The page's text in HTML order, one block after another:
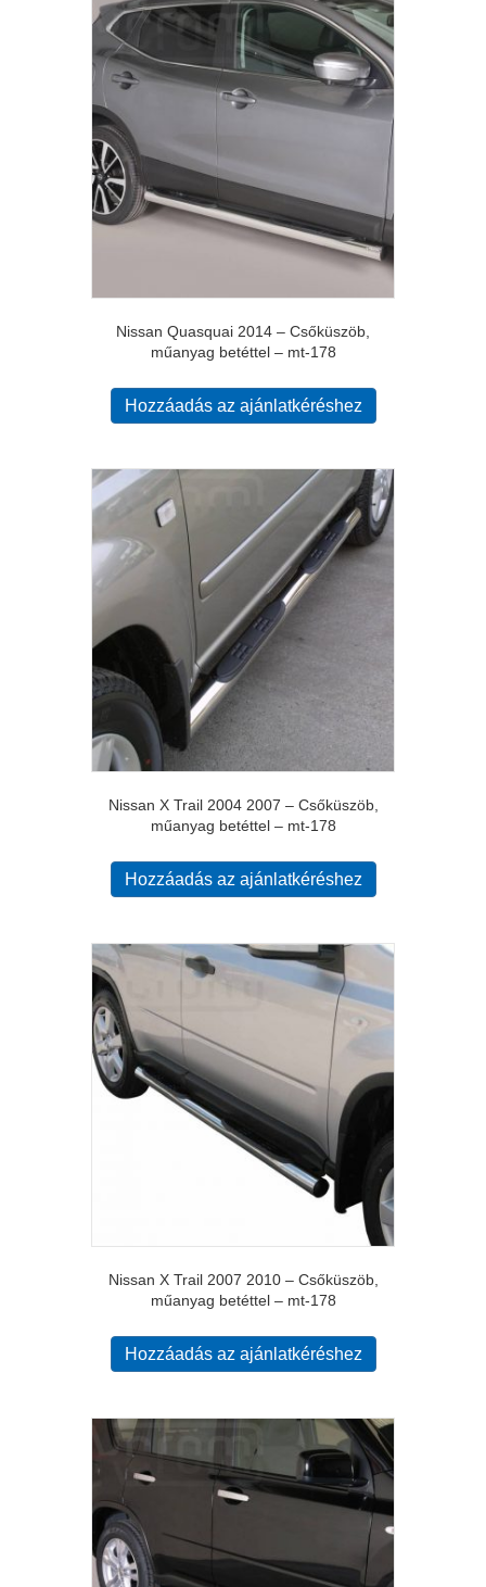
Nissan Quasquai 2014 – Csőküszöb,
műanyag betéttel – mt-178
Hozzáadás az ajánlatkéréshez
Nissan X Trail 2004 2007 – Csőküszöb,
műanyag betéttel – mt-178
Hozzáadás az ajánlatkéréshez
Nissan X Trail 2007 2010 – Csőküszöb,
műanyag betéttel – mt-178
Hozzáadás az ajánlatkéréshez